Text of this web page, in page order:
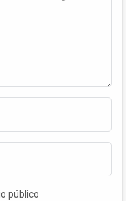
público